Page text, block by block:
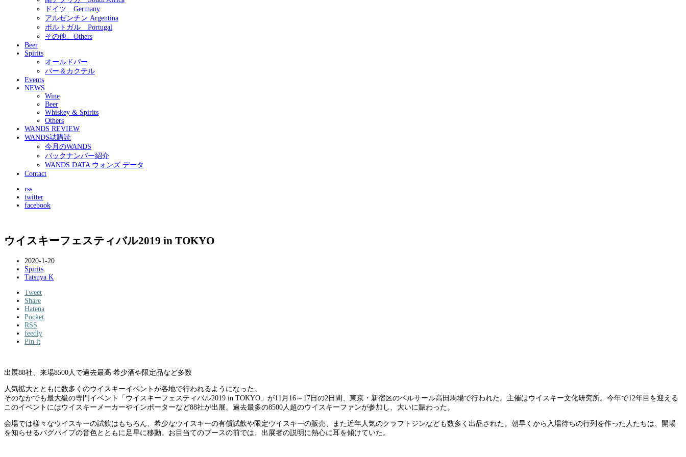
ドイツ Germany
アルゼンチン Argentina
ポルトガル Portugal
その他 Others
Beer
Spirits
オールドパー
バー＆カクテル
Events
NEWS
Wine
Beer
Whiskey & Spirits
Others
WANDS REVIEW
WANDS誌購読
今月のWANDS
バックナンバー紹介
WANDS DATA ウォンズ データ
Contact
rss
twitter
facebook
ウイスキーフェスティバル2019 in TOKYO
2020-1-20
Spirits
Tatsuya K
Tweet
Share
Hatena
Pocket
RSS
feedly
Pin it
出展88社、来場8500人で過去最高 希少酒や限定品など多数
人気拡大とともに数多くのウイスキーイベントが各地で行われるようになった。
そのなかでも最大級の専門イベント「ウイスキーフェスティバル2019 in TOKYO」が11月16～17日の2日間、東京・新宿区のベルサール高田馬場で行われた。主催はウイスキー文化研究所。今年で12年目を迎える
このイベントにはウイスキーメーカーやインポーターなど88社が出展。過去最多の8500人超のウイスキーファンが参加し、大いに賑わった。
会場では様々なウイスキーの試飲はもちろん、希少なウイスキーの有償試飲や限定ウイスキーの販売、また近年人気のクラフトジンなども数多く出品された。朝早くから入場待ちの行列を作った人たちは、開場
を知らせるバグパイプの音色とともに足早に移動。お目当てのブースの前では、出展者の説明に熱心に耳を傾けていた。